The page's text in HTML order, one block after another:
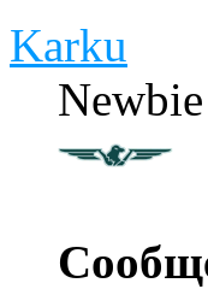
Karku
Newbie